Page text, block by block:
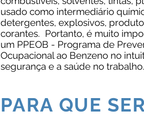
usado como intermediário
detergentes, explosivos,
corantes. Portanto, é muito
um PPEOB - Programa de
Ocupacional ao Benzeno no
segurança e a saúde no trabalho.
PARA QUE